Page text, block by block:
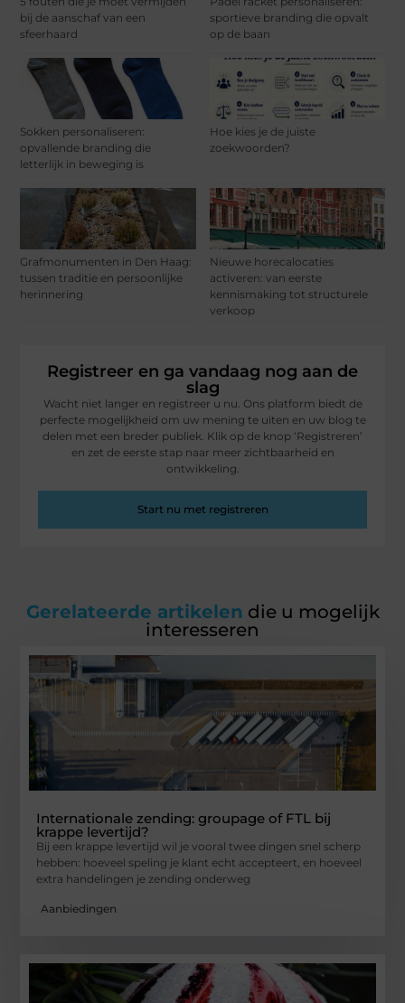
bij de aanschaf van een
sfeerhaard
sportieve branding die opvalt
op de baan
Sokken personaliseren:
opvallende branding die
letterlijk in beweging is
Hoe kies je de juiste
zoekwoorden?
Grafmonumenten in Den Haag:
tussen traditie en persoonlijke
herinnering
Nieuwe horecalocaties
activeren: van eerste
kennismaking tot structurele
verkoop
Registreer en ga vandaag nog aan de
slag
Wacht niet langer en registreer u nu. Ons platform biedt de
perfecte mogelijkheid om uw mening te uiten en uw blog te
delen met een breder publiek. Klik op de knop ‘Registreren’
en zet de eerste stap naar meer zichtbaarheid en
ontwikkeling.
Start nu met registreren
Gerelateerde artikelen die u mogelijk
interesseren
Internationale zending: groupage of FTL bij
krappe levertijd?
Bij een krappe levertijd wil je vooral twee dingen snel scherp
hebben: hoeveel speling je klant echt accepteert, en hoeveel
extra handelingen je zending onderweg
Aanbiedingen